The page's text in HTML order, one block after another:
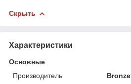
Скрыть
Характеристики
Основные
Производитель